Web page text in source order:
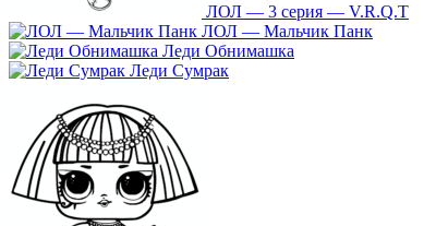
ЛОЛ — 3 серия — V.R.Q.T
ЛОЛ — Мальчик Панк
Леди Обнимашка
Леди Сумрак